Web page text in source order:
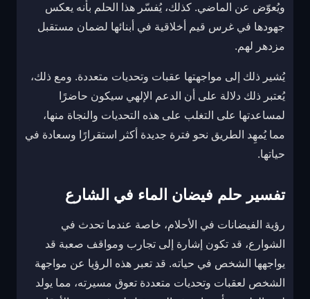
ويُعوّض عن الماضي. كذلك، يُفسّر هذا الحلم بأنه يعكس
جهودها في غرس قيم أخلاقية في أبنائها لضمان مستقبل
مزدهر لهم.
يُشير ذلك إلى مواجهتها عقبات وتحديات متعددة. ومع ذلك،
يُعتبر ذلك دلالة على أن الدعم الإلهي سيكون حاضرًا
لمساعدتها على التغلب على هذه التحديات والنجاة منها،
مما يُمهِد الطريق نحو فترة جديدة أكثر استقرارًا وسعادة في
حياتها.
تفسير حلم فيضان الماء في الشارع
رؤية الفيضانات في الأحلام، خاصة عندما تحدث في
الشوارع، قد تكون إشارة إلى تجارب ومواقف صعبة قد
يواجهها الشخص في حياته. قد تعبر هذه الرؤيا عن مواجهة
الشخص لعقبات وتحديات متعددة تعوق مسيرته، مما يولد